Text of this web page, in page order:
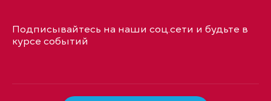
Подписывайтесь на наши соц.сети и будьте в
курсе событий